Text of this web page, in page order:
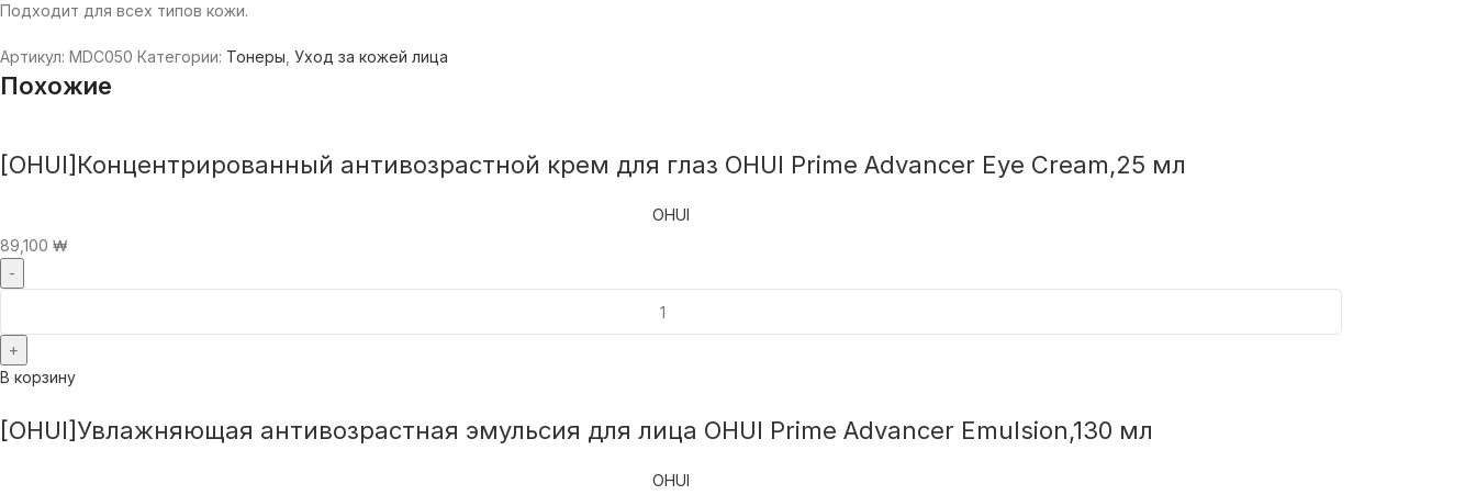
Подходит для всех типов кожи.
Артикул: MDC050 Категории: Тонеры Уход за кожей лица
Похожие
[OHUI]Концентрированный антивозрастной крем для глаз OHUI Prime Advancer Eye Cream,25 мл
OHUI
89,100 ₩
В корзину
[OHUI]Увлажняющая антивозрастная эмульсия для лица OHUI Prime Advancer Emulsion,130 мл
OHUI